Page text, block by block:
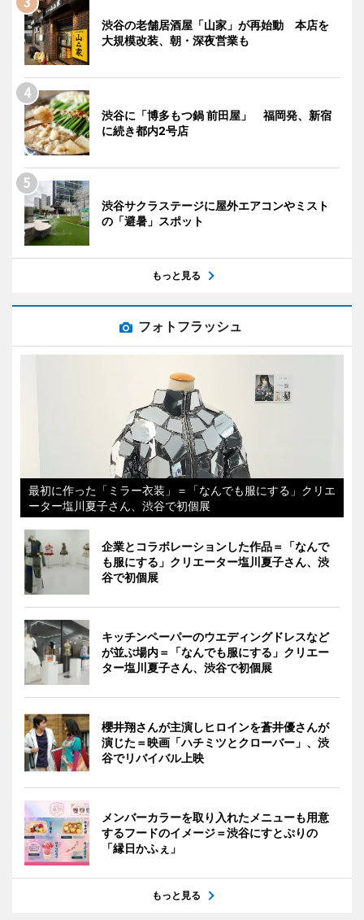
渋谷の老舗居酒屋「山家」が再始動 本店を
大規模改装、朝・深夜営業も
渋谷に「博多もつ鍋 前田屋」 福岡発、新宿
に続き都内2号店
渋谷サクラステージに屋外エアコンやミスト
の「避暑」スポット
もっと見る
フォトフラッシュ
最初に作った「ミラー衣装」＝「なんでも服にする」クリエ
ーター塩川夏子さん、渋谷で初個展
企業とコラボレーションした作品＝「なんで
も服にする」クリエーター塩川夏子さん、渋
谷で初個展
キッチンペーパーのウエディングドレスなど
が並ぶ場内＝「なんでも服にする」クリエー
ター塩川夏子さん、渋谷で初個展
櫻井翔さんが主演しヒロインを蒼井優さんが
演じた＝映画「ハチミツとクローバー」、渋
谷でリバイバル上映
メンバーカラーを取り入れたメニューも用意
するフードのイメージ＝渋谷にすとぷりの
「縁日かふぇ」
もっと見る